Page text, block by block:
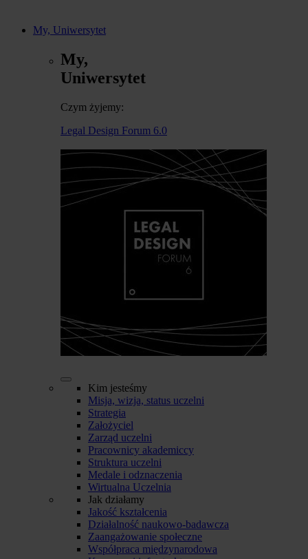
My, Uniwersytet
My,
Uniwersytet
Czym żyjemy:
Legal Design Forum 6.0
Kim jesteśmy
Misja, wizja, status uczelni
Strategia
Założyciel
Zarząd uczelni
Pracownicy akademiccy
Struktura uczelni
Medale i odznaczenia
Wirtualna Uczelnia
Jak działamy
Jakość kształcenia
Działalność naukowo-badawcza
Zaangażowanie społeczne
Współpraca międzynarodowa